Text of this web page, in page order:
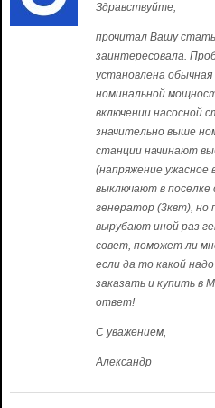
Здравствуйте,
прочитал Вашу
заинтересовала.
установлена
номинальной
включении насосной
значительно выше
станции начинают
(напряжение ужасное
выключают в
генератор (3квт), но
вырубают иной раз
совет, поможет ли
если да то какой
заказать и купить в
ответ!
С уважением,
Александр